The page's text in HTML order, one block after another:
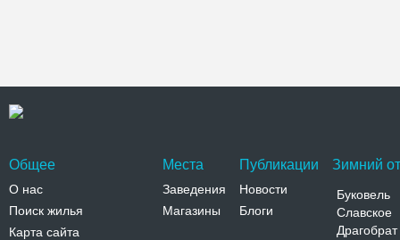
Общее
О нас
Поиск жилья
Карта сайта
Места
Заведения
Магазины
Публикации
Новости
Блоги
Зимний
Буковель
Славское
Драгобрат